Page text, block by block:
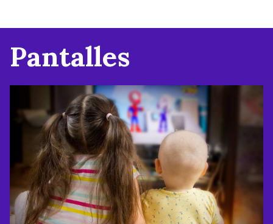
Pantalles